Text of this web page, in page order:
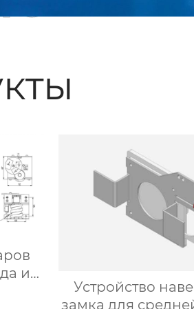
и
Устройство
замка для